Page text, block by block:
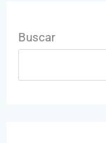
Buscar